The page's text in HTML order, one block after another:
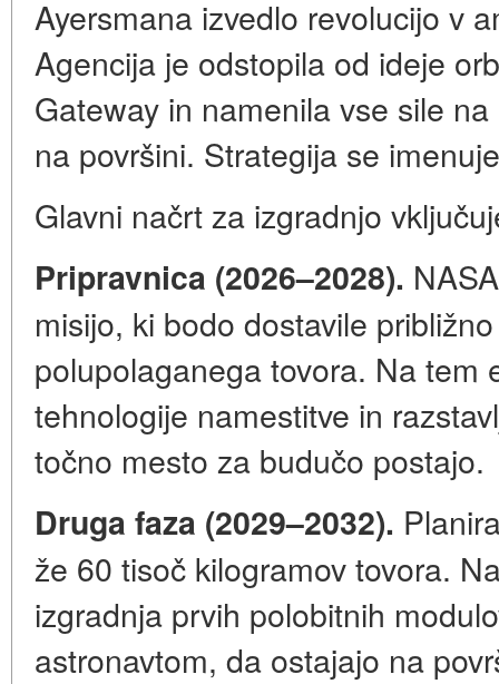
Ayersmana izvedlo revolucijo v
Agencija je odstopila od ideje
Gateway in namenila vse sile
na površini. Strategija se
Glavni načrt za izgradnjo
Pripravnica (2026–2028).
misijo, ki bodo dostavile
polupolaganega tovora. Na tem
tehnologije namestitve in
točno mesto za budučo postajo.
Druga faza (2029–2032).
že 60 tisoč kilogramov tovora.
izgradnja prvih polobitnih
astronavtom, da ostajajo na